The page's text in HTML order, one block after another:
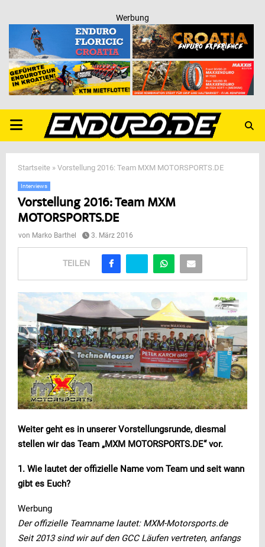
Werbung
PRIMARY
MENU
Startseite » Vorstellung 2016: Team MXM MOTORSPORTS.DE
Interviews
Vorstellung 2016: Team MXM
MOTORSPORTS.DE
von Marko Barthel 3. März 2016
TEILEN
Weiter geht es in unserer Vorstellungsrunde, diesmal
stellen wir das Team „MXM MOTORSPORTS.DE“ vor.
1. Wie lautet der offizielle Name vom Team und seit wann
gibt es Euch?
Werbung
Der offizielle Teamname lautet: MXM-Motorsports.de
Seit 2013 sind wir auf den GCC Läufen vertreten, anfangs